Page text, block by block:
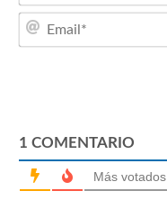
1 COMENTARIO
Más votados